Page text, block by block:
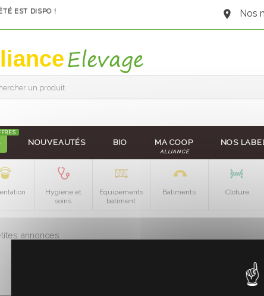
EST DISPO ! Nos
un produit
NOUVEAUTÉS BIO MA COOP
ALLIANCE
NOS
Hygiene et
soins
Equipements
batiment
Batiments Cloture
annonces
L'annonce